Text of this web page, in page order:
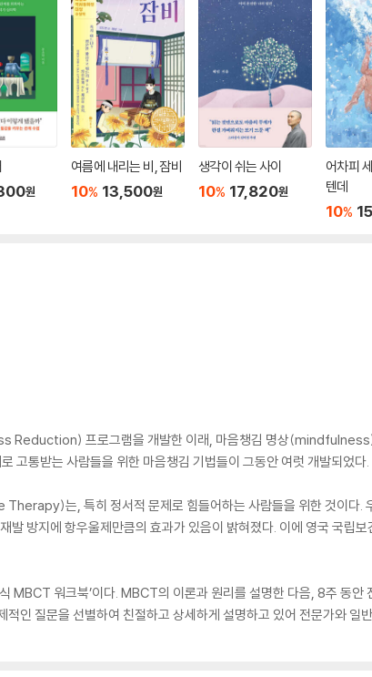
원
여름에 내리는 비, 잠비
10% 13,500원
생각이 쉬는 사이
10% 17,820원
어차피
텐데
10%
프로그램을 개발한 이래, 마음챙김 명상
고통받는 사람들을 위한 마음챙김 기법들이 그동안 여럿 개발되었다.
는, 특히 정서적 문제로 힘들어하는 사람들을 위한 것이다.
방지에 항우울제만큼의 효과가 있음이 밝혀졌다. 이에 영국 국립보
MBCT 워크북’이다. MBCT의 이론과 원리를 설명한 다음, 8주 동안
인 질문을 선별하여 친절하고 상세하게 설명하고 있어 전문가와 일